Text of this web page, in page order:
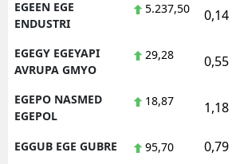
EGEEN EGE
ENDUSTRI
5.237,50 0,14
EGEGY EGEYAPI
AVRUPA GMYO
29,28 0,55
EGEPO NASMED
EGEPOL
18,87 1,18
EGGUB EGE GUBRE 95,70 0,79